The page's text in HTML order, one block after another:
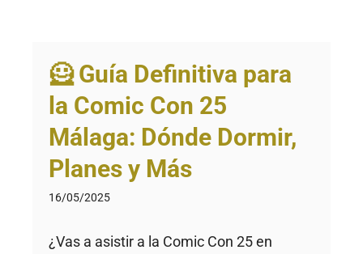
🦸 Guía Definitiva para
la Comic Con 25
Málaga: Dónde Dormir,
Planes y Más
16/05/2025
¿Vas a asistir a la Comic Con 25 en